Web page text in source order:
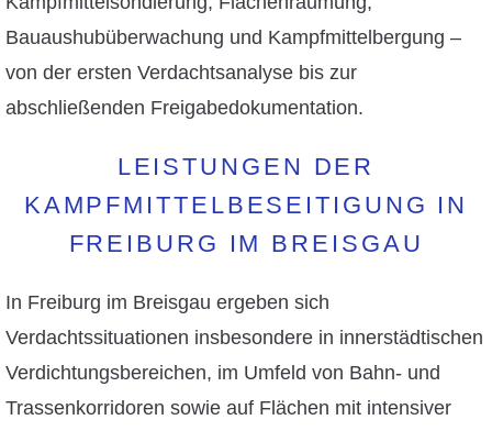
Bauaushubüberwachung und Kampfmittelbergung –
von der ersten Verdachtsanalyse bis zur
abschließenden Freigabedokumentation.
LEISTUNGEN DER
KAMPFMITTELBESEITIGUNG IN
FREIBURG IM BREISGAU
In Freiburg im Breisgau ergeben sich
Verdachtssituationen insbesondere in innerstädtischen
Verdichtungsbereichen, im Umfeld von Bahn- und
Trassenkorridoren sowie auf Flächen mit intensiver